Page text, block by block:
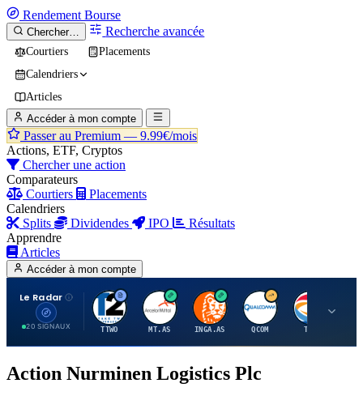
Rendement Bourse
Chercher… Recherche avancée
Courtiers
Placements
Calendriers
Articles
Accéder à mon compte
Passer au Premium — 9.99€/mois
Actions, ETF, Cryptos
Chercher une action
Comparateurs
Courtiers
Placements
Calendriers
Splits
Dividendes IPO
Résultats
Apprendre
Articles
Accéder à mon compte
Le Radar
20 SIGNAUX
T
TTWO
A
MT.AS
I
INGA.AS
Q
QCOM
T
TTE
Action Nurminen Logistics Plc